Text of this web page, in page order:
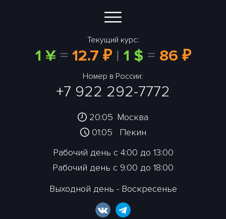
Текущий курс:
1 ¥= 12.7 ₽| 1 $ = 86 ₽
Номер в России:
+7 922 292-7772
20:05 Москва
01:05
Пекин
Рабочий день с 4:00 до 13:00
Рабочий день с 9:00 до 18:00
Выходной день - Воскресенье